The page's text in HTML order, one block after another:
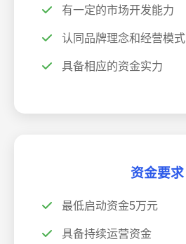
有一定的市场开发能力
认同品牌理念和经营模式
具备相应的资金实力
资金要求
最低启动资金5万元
具备持续运营资金